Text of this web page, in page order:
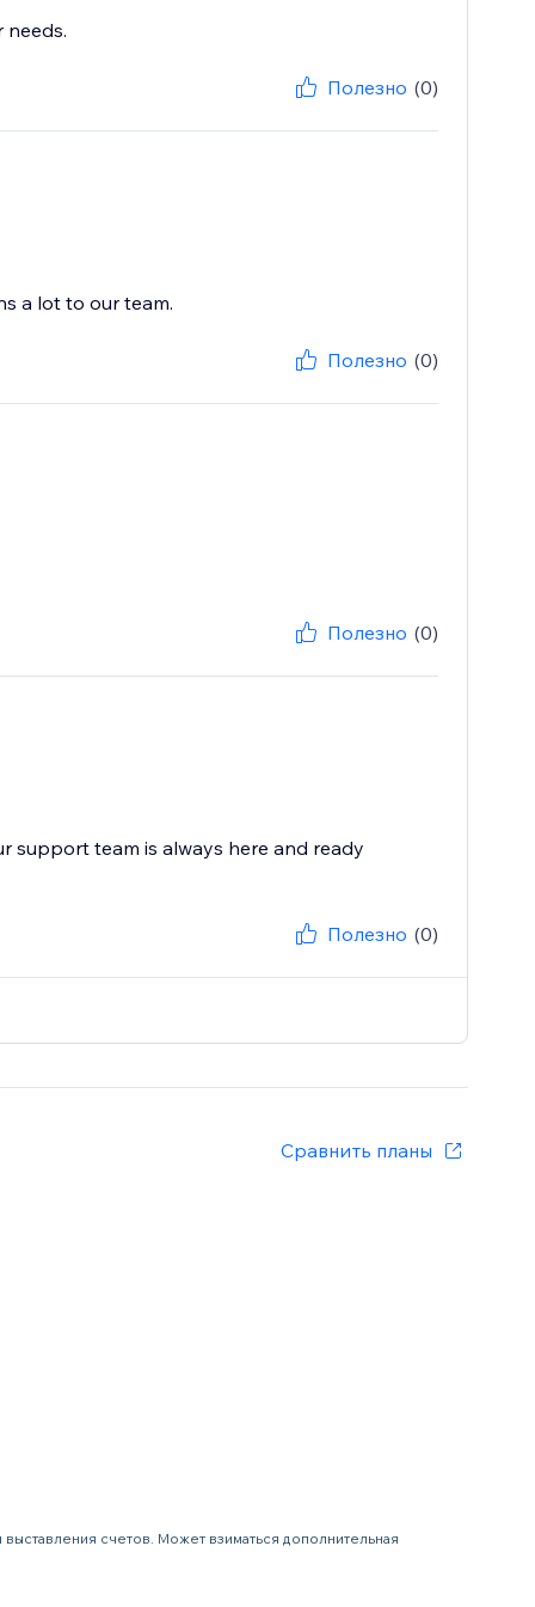
needs.
Полезно (0)
a lot to our team.
Полезно (0)
Полезно (0)
support team is always here and ready
Полезно (0)
Сравнить планы
счетов. Может взиматься дополнительная